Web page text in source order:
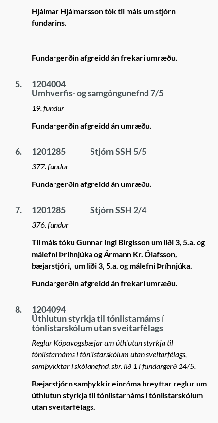
Hjálmar Hjálmarsson tók til máls um stjórn
fundarins.
Fundargerðin afgreidd án frekari umræðu.
5.
1204004
Umhverfis- og samgöngunefnd 7/5
19. fundur
Fundargerðin afgreidd án umræðu.
6. 1201285 Stjórn SSH 5/5
377. fundur
Fundargerðin afgreidd án umræðu.
7. 1201285 Stjórn SSH 2/4
376. fundur
Til máls tóku Gunnar Ingi Birgisson um liði 3, 5.a. og
málefni Þríhnjúka og Ármann Kr. Ólafsson,
bæjarstjóri, um liði 3, 5.a. og málefni Þríhnjúka.
Fundargerðin afgreidd án frekari umræðu.
8.
1204094
Úthlutun styrkja til tónlistarnáms í
tónlistarskólum utan sveitarfélags
Reglur Kópavogsbæjar um úthlutun styrkja til
tónlistarnáms í tónlistarskólum utan sveitarfélags,
samþykktar í skólanefnd, sbr. lið 1 í fundargerð 14/5.
Bæjarstjórn samþykkir einróma breyttar reglur um
úthlutun styrkja til tónlistarnáms í tónlistarskólum
utan sveitarfélags.